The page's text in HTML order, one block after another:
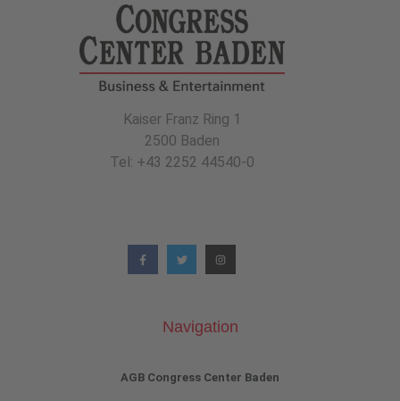
Kaiser Franz Ring 1
2500 Baden
Tel: +43 2252 44540-0
Navigation
AGB Congress Center Baden